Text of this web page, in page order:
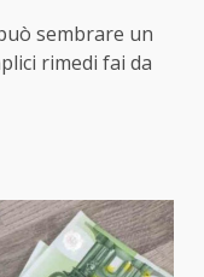
sembrare un
rimedi fai da